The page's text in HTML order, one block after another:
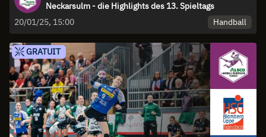
Neckarsulm - die Highlights des 13. Spieltags
20/01/25, 15:00
Handball
GRATUIT